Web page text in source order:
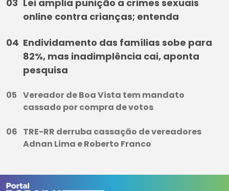
Lei amplia punição a crimes sexuais
online contra crianças; entenda
Endividamento das famílias sobe para
82%, mas inadimplência cai, aponta
pesquisa
Vereador de Boa Vista tem mandato
cassado por compra de votos
TRE-RR derruba cassação de vereadores
Adnan Lima e Roberto Franco